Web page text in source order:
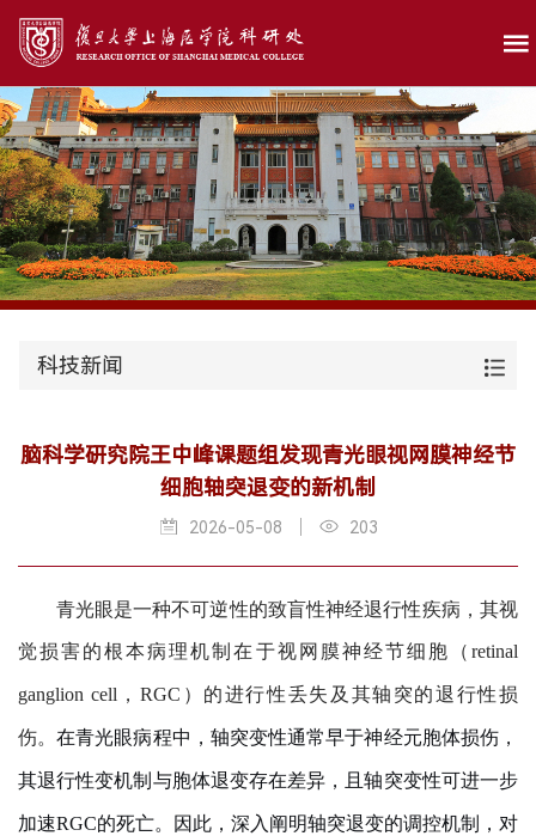
科技新闻
脑科学研究院王中峰课题组发现青光眼视网膜神经节
细胞轴突退变的新机制
2026-05-08 203
青光眼是一种不可逆性的致盲性神经退行性疾病，其视
觉损害的根本病理机制在于视网膜神经节细胞（ retinal
ganglion cell ， RGC ）的进行性丢失及其轴突的退行性损
伤。在青光眼病程中，轴突变性通常早于神经元胞体损伤，
其退行性变机制与胞体退变存在差异，且轴突变性可进一步
加速RGC的死亡。因此，深入阐明轴突退变的调控机制，对